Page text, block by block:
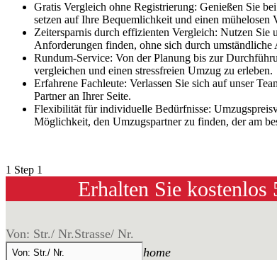
Gratis Vergleich ohne Registrierung: Genießen Sie
setzen auf Ihre Bequemlichkeit und einen mühelosen
Zeitersparnis durch effizienten Vergleich: Nutzen
Anforderungen finden, ohne sich durch umständliche
Rundum-Service: Von der Planung bis zur
vergleichen und einen stressfreien Umzug zu erleben.
Erfahrene Fachleute: Verlassen Sie sich auf unser
Partner an Ihrer Seite.
Flexibilität für individuelle Bedürfnisse:
Möglichkeit, den Umzugspartner zu finden, der am
1 Step 1
Erhalten Sie
Von: Str./ Nr.Strasse/ Nr.
home